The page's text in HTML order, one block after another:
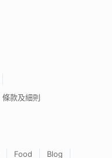
條款及細則
Food Blog